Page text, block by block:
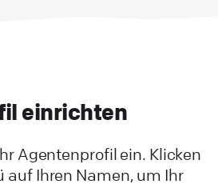
einrichten
Agentenprofil ein. Klicken
auf Ihren Namen, um Ihr